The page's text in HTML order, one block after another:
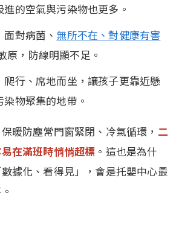
的空氣與污染物也更多。
面對病菌、 無所不在、對健康有害
原，防線明顯不足。
爬行、席地而坐，讓孩子更靠近懸
物聚集的地帶。
暖防塵常門窗緊閉、冷氣循環， 二
在滿班時悄悄超標 。這也是為什
據化、看得見」，會是托嬰中心最